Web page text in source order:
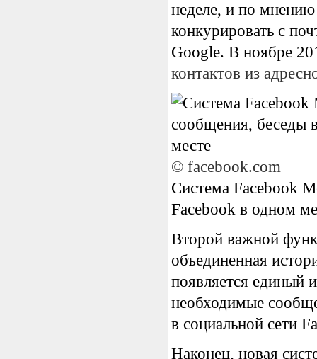
неделе, и по
конкурировать с
Google. В ноябре
контактов из
© facebook.com
Система Facebook
Facebook в одном
Второй важной
объединенная
появляется единый
необходимые
в социальной сети
Наконец, новая